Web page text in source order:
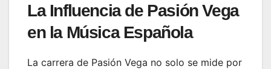
La Influencia de Pasión Vega
en la Música Española
La carrera de Pasión Vega no solo se mide por